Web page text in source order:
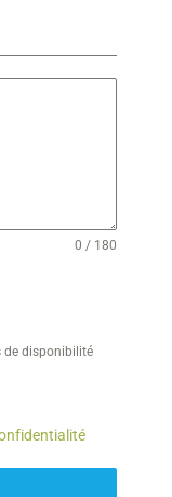
0 / 180
de disponibilité